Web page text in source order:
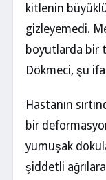
kitlenin
gizleyemedi.
boyutlarda bir
Dökmeci, şu
Hastanın
bir
yumuşak
şiddetli